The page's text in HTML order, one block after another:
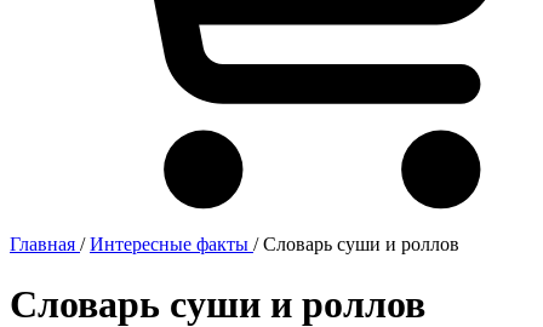
Главная / Интересные факты / Словарь суши и роллов
Словарь суши и роллов